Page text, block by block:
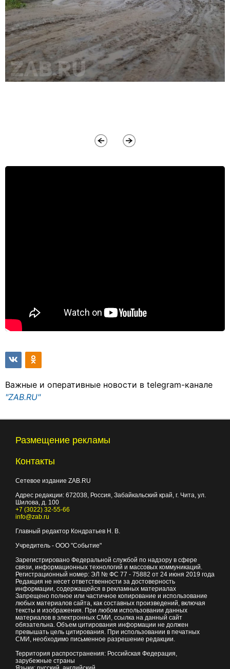
Важные и оперативные новости в telegram-канале
"ZAB.RU"
Размещение рекламы
Контакты
Сетевое издание ZAB.RU
Адрес редакции: 672038, Россия, Забайкальский край, г. Чита, ул.
Шилова, д. 100
+7 (3022) 32-55-66
info@zab.ru
Главный редактор Кондратьев Н. В.
Учредитель - ООО "Событие"
Зарегистрировано Федеральной службой по надзору в сфере
связи, информационных технологий и массовых коммуникаций.
Регистрационный номер: ЭЛ № ФС 77 - 75882 от 24 июня 2019 года
Редакция не несет ответственности за достоверность
информации, содержащейся в рекламных материалах
Запрещено полное или частичное копирование и использование
любых материалов сайта, как составных произведений, включая
тексты и изображения. При любом использовании данных
материалов в электронных СМИ, ссылка на данный сайт
обязательна. Объем цитирования информации не должен
превышать цель цитирования. При использовании в печатных
СМИ, необходимо письменное разрешение редакции.
Территория распространения: Российская Федерация,
зарубежные страны